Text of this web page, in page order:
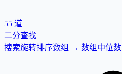
55 道
二分查找
搜索旋转排序数组 → 数组中位数